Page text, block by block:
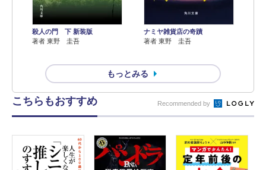
殺人の門 下 新装版
著者 東野 圭吾
ナミヤ雑貨店の奇蹟
著者 東野 圭吾
もっとみる
こちらもおすすめ Recommended by